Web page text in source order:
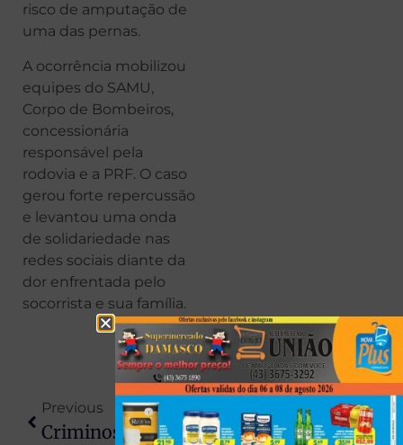
risco de amputação de
uma das pernas.
A ocorrência mobilizou
equipes do SAMU,
Corpo de Bombeiros,
concessionária
responsável pela
rodovia e a PRF. O caso
gerou forte repercussão
e levantou uma onda
de solidariedade nas
redes sociais diante da
dor enfrentada pelo
socorrista e sua família.
Previous
Criminosos Armados Rendem Casal E Roubam Veleiro No Rio Paraná; Suspeito É Preso Em Porto Rico
Next
PM Tira Arma De Circulação E Prende Quatro Suspeitos Após Denúncias De Tiros Na Rua Em Colorado